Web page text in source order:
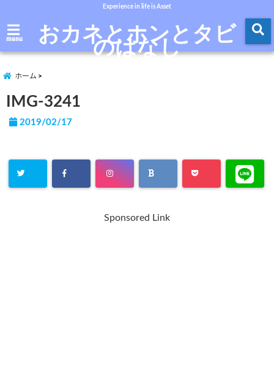
Experience in life is Asset
menu おカネとホンとタビ
のはなし
ホーム
IMG-3241
2019/02/17
Sponsored Link